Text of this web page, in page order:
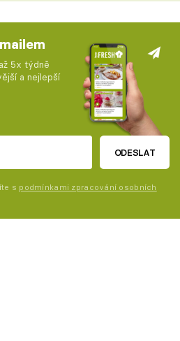
5x týdně
a nejlepší
ODESLAT
s podmínkami zpracování osobních